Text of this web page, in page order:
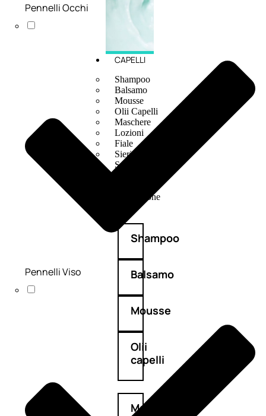
CAPELLI
Shampoo
Balsamo
Mousse
Olii Capelli
Maschere
Lozioni
Fiale
Sieri e Cristalli
Spray
Colorazione
Shampoo
Balsamo
Mousse
Olii
capelli
Maschere
Pennelli Occhi
Pennelli Viso